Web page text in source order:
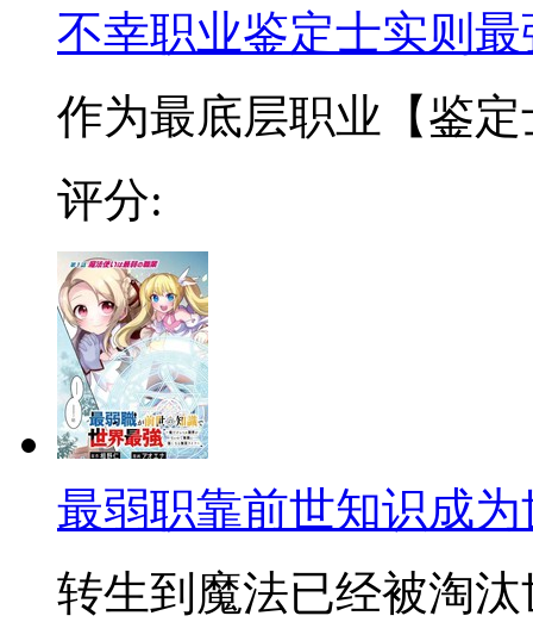
不幸职业鉴定士实则最
作为最底层职业【鉴
评分:
最弱职靠前世知识成
转生到魔法已经被淘